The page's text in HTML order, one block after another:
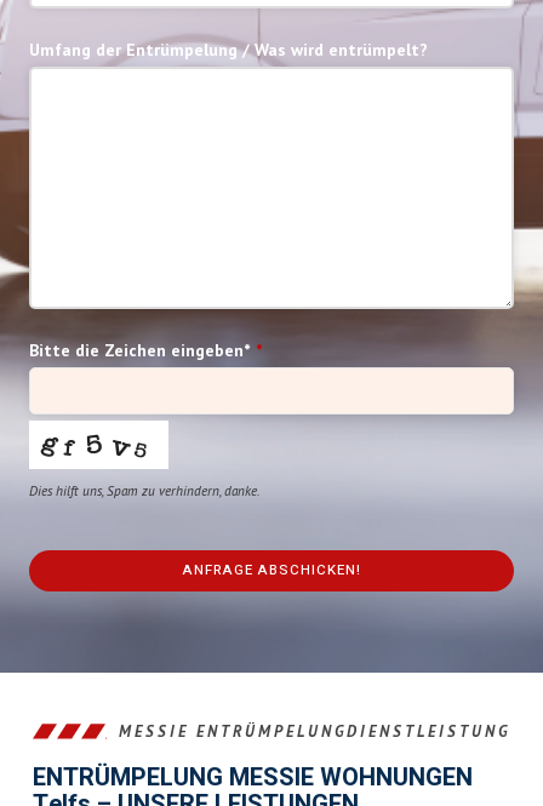
Umfang der Entrümpelung / Was wird entrümpelt?
Bitte die Zeichen eingeben* *
Dies hilft uns, Spam zu verhindern, danke.
ANFRAGE ABSCHICKEN!
should
left
MESSIE ENTRÜMPELUNGDIENSTLEISTUNG
ENTRÜMPELUNG MESSIE WOHNUNGEN